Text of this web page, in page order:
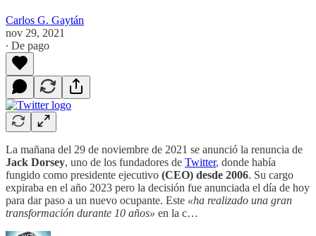
Carlos G. Gaytán
nov 29, 2021
∙ De pago
La mañana del 29 de noviembre de 2021 se anunció la renuncia de
Jack Dorsey, uno de los fundadores de Twitter, donde había
fungido como presidente ejecutivo (CEO) desde 2006. Su cargo
expiraba en el año 2023 pero la decisión fue anunciada el día de hoy
para dar paso a un nuevo ocupante. Este «ha realizado una gran
transformación durante 10 años» en la c…